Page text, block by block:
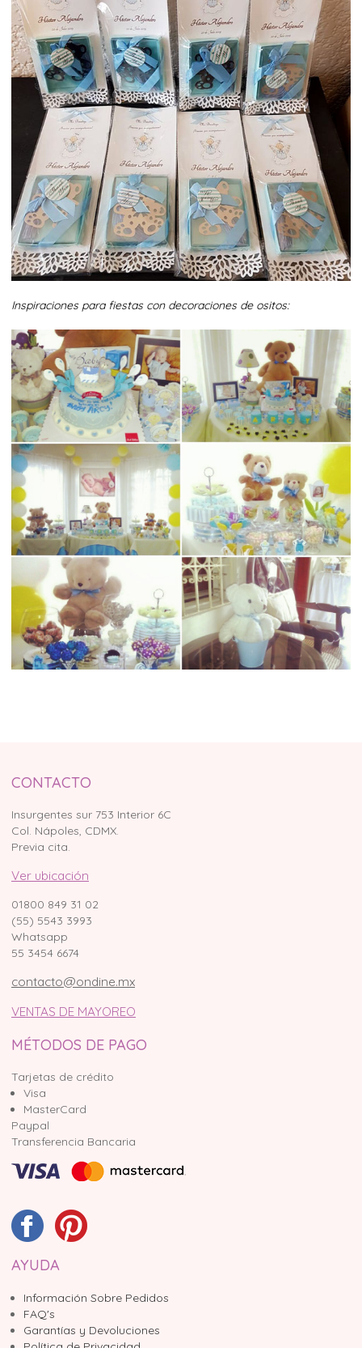
Inspiraciones para fiestas con decoraciones de ositos:
CONTACTO
Insurgentes sur 753 Interior 6C
Col. Nápoles, CDMX.
Previa cita.
Ver ubicación
01800 849 31 02
(55) 5543 3993
Whatsapp
55 3454 6674
contacto@ondine.mx
VENTAS DE MAYOREO
MÉTODOS DE PAGO
Tarjetas de crédito
Visa
MasterCard
Paypal
Transferencia Bancaria
AYUDA
Información Sobre Pedidos
FAQ's
Garantías y Devoluciones